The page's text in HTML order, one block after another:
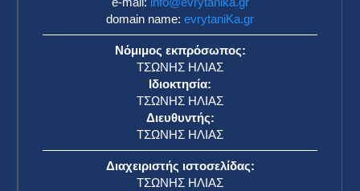
domain name: evrytaniKa.gr
Νόμιμος εκπρόσωπος:
ΤΣΩΝΗΣ ΗΛΙΑΣ
Ιδιοκτησία:
ΤΣΩΝΗΣ ΗΛΙΑΣ
Διευθυντής:
ΤΣΩΝΗΣ ΗΛΙΑΣ
Διαχειριστής ιστοσελίδας:
ΤΣΩΝΗΣ ΗΛΙΑΣ